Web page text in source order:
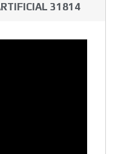
31814